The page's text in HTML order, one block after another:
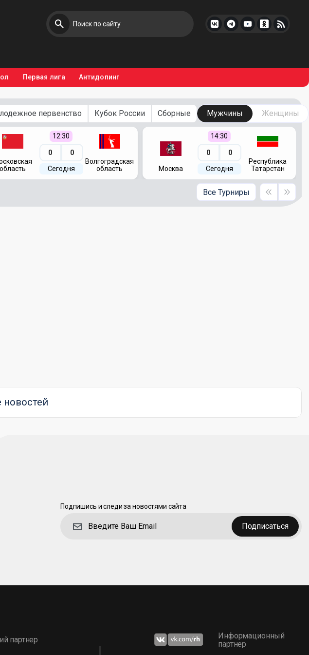
Первая лига Антидопинг
первенство Кубок России Сборные Мужчины Женщины
область
12:30
0 0
Сегодня
Волгоградская
область
Москва
14:30
0 0
Сегодня
Республика
Татарстан
Все Турниры
новостей
Подпишись и следи за новостями сайта
Подписаться
партнер
Информационный
партнер